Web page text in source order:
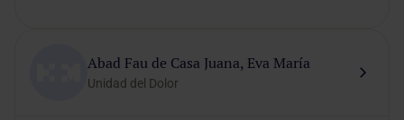
Abad Fau de Casa Juana, Eva María
Unidad del Dolor